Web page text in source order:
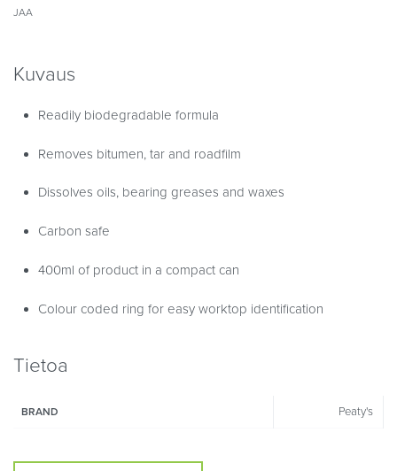
JAA
Kuvaus
Readily biodegradable formula
Removes bitumen, tar and roadfilm
Dissolves oils, bearing greases and waxes
Carbon safe
400ml of product in a compact can
Colour coded ring for easy worktop identification
Tietoa
BRAND Peaty's